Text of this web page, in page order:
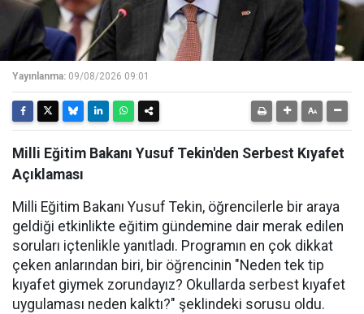
Yayınlanma: 09/08/2026 09:01
Milli Eğitim Bakanı Yusuf Tekin'den Serbest Kıyafet
Açıklaması
Milli Eğitim Bakanı Yusuf Tekin, öğrencilerle bir araya
geldiği etkinlikte eğitim gündemine dair merak edilen
soruları içtenlikle yanıtladı. Programın en çok dikkat
çeken anlarından biri, bir öğrencinin "Neden tek tip
kıyafet giymek zorundayız? Okullarda serbest kıyafet
uygulaması neden kalktı?" şeklindeki sorusu oldu.